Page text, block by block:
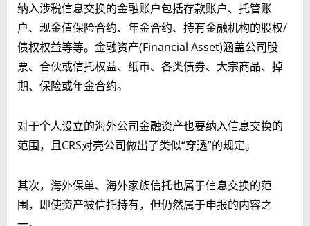
纳入涉税信息交换的金融账户包括存款账户、托管账
户、现金值保险合约、年金合约、持有金融机构的股权/
债权权益等等。金融资产(Financial Asset)涵盖公司股
票、合伙或信托权益、纸币、各类债券、大宗商品、掉
期、保险或年金合约。
对于个人设立的海外公司金融资产也要纳入信息交换的
范围，且CRS对壳公司做出了类似“穿透”的规定。
其次，海外保单、海外家族信托也属于信息交换的范
围，即使资产被信托持有，但仍然属于申报的内容之